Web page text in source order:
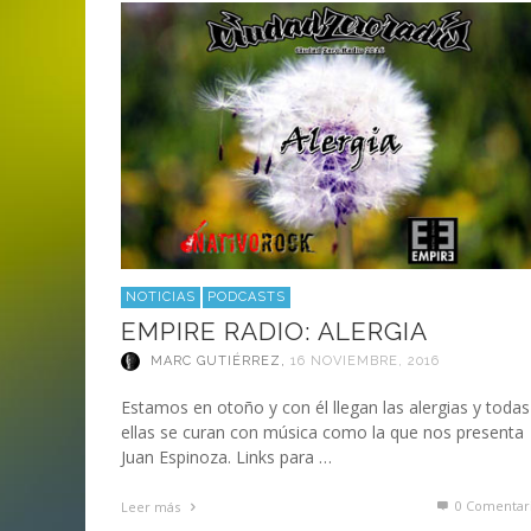
‘DEUS EX MACHINA’ – PRIMERAS
IMPRESIONES
MARC GUTIÉRREZ , 2 FEBRERO, 2024
ENTREVISTA CON LIV KRISTINE.
NAGOLD 2025
MARC GUTIÉRREZ , 13 DICIEMBRE, 2025
LA
LIV KRISTINE – ‘RIVER OF
EN PROFUNDIDAD
MARC GUTIÉRREZ , 5 FEBRERO, 2023
SAMSON
MARC GUTIÉRREZ, 25 FEBRERO, 2019
EMPIRE RADIO: HELLFEST 2017
JUAN ESPINOZA, 3 JUNIO, 2018
NOTICIAS PODCASTS
EMPIRE RADIO: ALERGIA
MARC GUTIÉRREZ , 16 NOVIEMBRE, 2016
Estamos en otoño y con él llegan las alergias y todas
ellas se curan con música como la que nos presenta
Juan Espinoza. Links para …
Leer más 0